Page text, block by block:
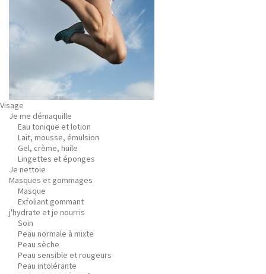
Visage
Je me démaquille
Eau tonique et lotion
Lait, mousse, émulsion
Gel, crème, huile
Lingettes et éponges
Je nettoie
Masques et gommages
Masque
Exfoliant gommant
j'hydrate et je nourris
Soin
Peau normale à mixte
Peau sèche
Peau sensible et rougeurs
Peau intolérante